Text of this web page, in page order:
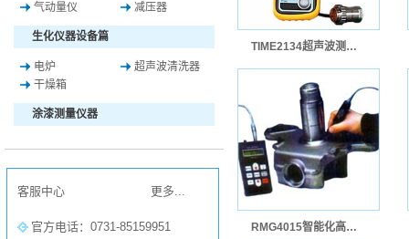
气动量仪
减压器
生化仪器设备篇
电炉
超声波清洗器
干燥箱
涂漆测量仪器
客服中心 更多...
官方电话：0731-85159951
TIME2134超声波测厚仪（铸铁型）-原TT340
RMG4015智能化高精度裂纹测深仪